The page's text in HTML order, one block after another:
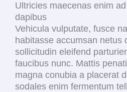
Ultricies maecenas enim
dapibus
Vehicula vulputate, fusce
habitasse accumsan netus
sollicitudin eleifend
faucibus nunc. Mattis
magna conubia a placerat
sodales enim fermentum